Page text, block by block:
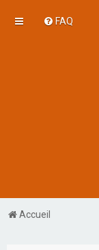
FAQ
Accueil